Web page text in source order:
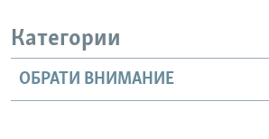
Категории
ОБРАТИ ВНИМАНИЕ